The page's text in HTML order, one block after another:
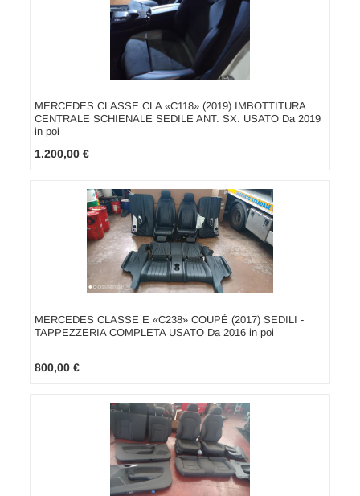
MERCEDES CLASSE CLA «C118» (2019) IMBOTTITURA
CENTRALE SCHIENALE SEDILE ANT. SX. USATO Da 2019
in poi
1.200,00 €
MERCEDES CLASSE E «C238» COUPÉ (2017) SEDILI -
TAPPEZZERIA COMPLETA USATO Da 2016 in poi
800,00 €